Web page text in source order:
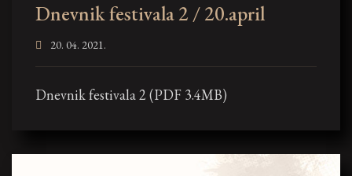
Dnevnik festivala 2 / 20.april
20. 04. 2021.
Dnevnik festivala 2 (PDF 3.4MB)